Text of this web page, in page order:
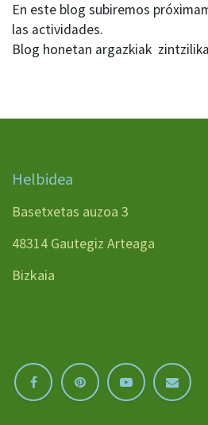
En este blog subiremos
las actividades.
Blog honetan argazkiak
Helbidea
Basetxetas auzoa 3
48314 Gautegiz Arteaga
Bizkaia